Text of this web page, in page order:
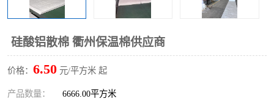
硅酸铝散棉 衢州保温棉供应商
价格： 6.50 元/平方米 起
产品数量： 6666.00平方米